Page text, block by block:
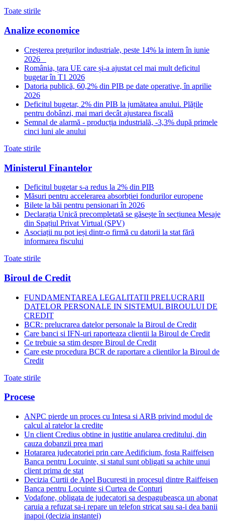
Toate stirile
Analize economice
Creșterea prețurilor industriale, peste 14% la intern în iunie
2026
România, țara UE care și-a ajustat cel mai mult deficitul
bugetar în T1 2026
Datoria publică, 60,2% din PIB pe date operative, în aprilie
2026
Deficitul bugetar, 2% din PIB la jumătatea anului. Plățile
pentru dobânzi, mai mari decât ajustarea fiscală
Semnal de alarmă - producția industrială, -3,3% după primele
cinci luni ale anului
Toate stirile
Ministerul Finantelor
Deficitul bugetar s-a redus la 2% din PIB
Măsuri pentru accelerarea absorbției fondurilor europene
Bilete la băi pentru pensionari în 2026
Declarația Unică precompletată se găsește în secțiunea Mesaje
din Spațiul Privat Virtual (SPV)
Asociații nu pot ieși dintr-o firmă cu datorii la stat fără
informarea fiscului
Toate stirile
Biroul de Credit
FUNDAMENTAREA LEGALITATII PRELUCRARII
DATELOR PERSONALE IN SISTEMUL BIROULUI DE
CREDIT
BCR: prelucrarea datelor personale la Biroul de Credit
Care banci si IFN-uri raporteaza clientii la Biroul de Credit
Ce trebuie sa stim despre Biroul de Credit
Care este procedura BCR de raportare a clientilor la Biroul de
Credit
Toate stirile
Procese
ANPC pierde un proces cu Intesa si ARB privind modul de
calcul al ratelor la credite
Un client Credius obtine in justitie anularea creditului, din
cauza dobanzii prea mari
Hotararea judecatoriei prin care Aedificium, fosta Raiffeisen
Banca pentru Locuinte, si statul sunt obligati sa achite unui
client prima de stat
Decizia Curtii de Apel Bucuresti in procesul dintre Raiffeisen
Banca pentru Locuinte si Curtea de Conturi
Vodafone, obligata de judecatori sa despagubeasca un abonat
caruia a refuzat sa-i repare un telefon stricat sau sa-i dea banii
inapoi (decizia instantei)